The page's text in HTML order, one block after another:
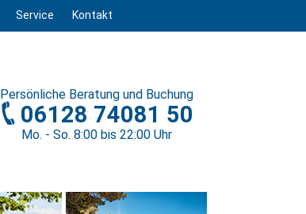
Service Kontakt
Persönliche Beratung und Buchung
06128 74081 50
Mo. - So. 8:00 bis 22:00 Uhr